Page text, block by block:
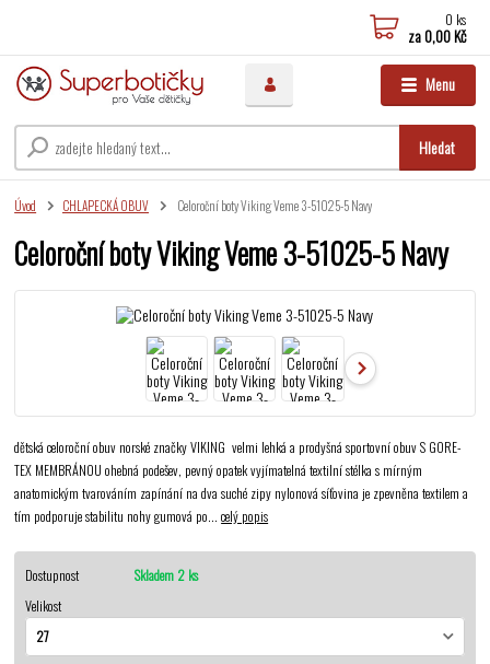
Menu
Hledat
0 ks
za0,00 Kč
Úvod CHLAPECKÁ OBUV Celoroční boty Viking Veme 3-51025-5 Navy
Celoroční boty Viking Veme 3-51025-5 Navy
dětská celoroční obuv norské značky VIKING velmi lehká a prodyšná sportovní obuv S GORE-
TEX MEMBRÁNOU ohebná podešev, pevný opatek vyjímatelná textilní stélka s mírným
anatomickým tvarováním zapínání na dva suché zipy nylonová síťovina je zpevněna textilem a
tím podporuje stabilitu nohy gumová po...celý popis
Dostupnost
Skladem 2 ks
Velikost